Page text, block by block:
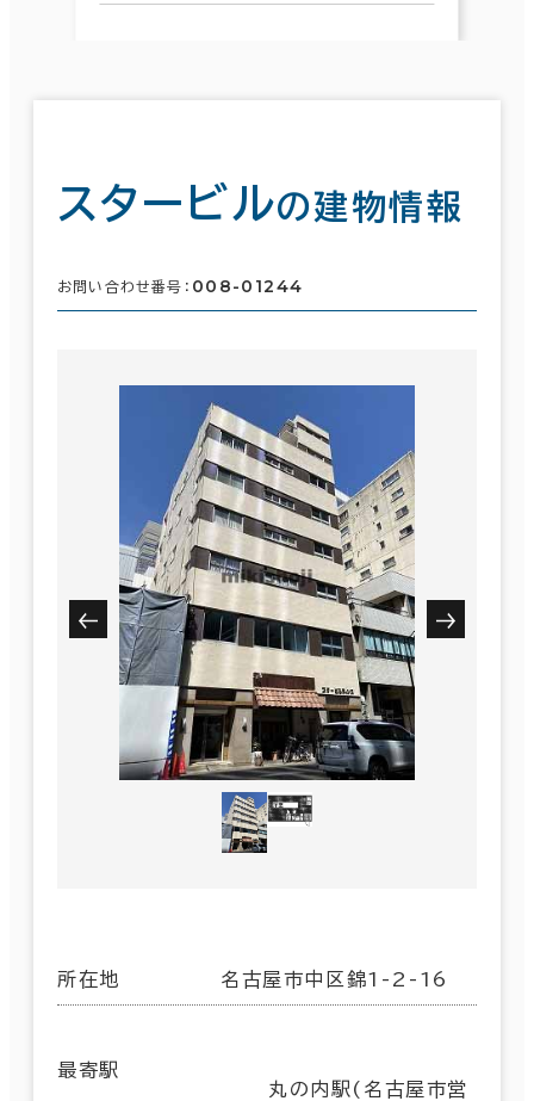
スタービルの建物情報
お問い合わせ番号： 008-01244
所在地 名古屋市中区錦1-2-16
最寄駅
丸の内駅(名古屋市営